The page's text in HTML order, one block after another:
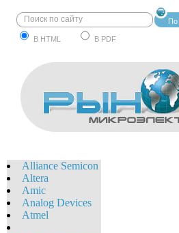
В HTML В PDF
По
Alliance Semicon
Altera
Amic
Analog Devices
Atmel